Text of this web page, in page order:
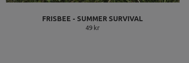
FRISBEE - SUMMER SURVIVAL
49 kr